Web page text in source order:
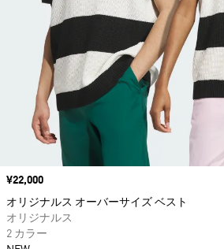
価格
¥22,000
オリジナルス オーバーサイズ ベスト
オリジナルス
2 カラー